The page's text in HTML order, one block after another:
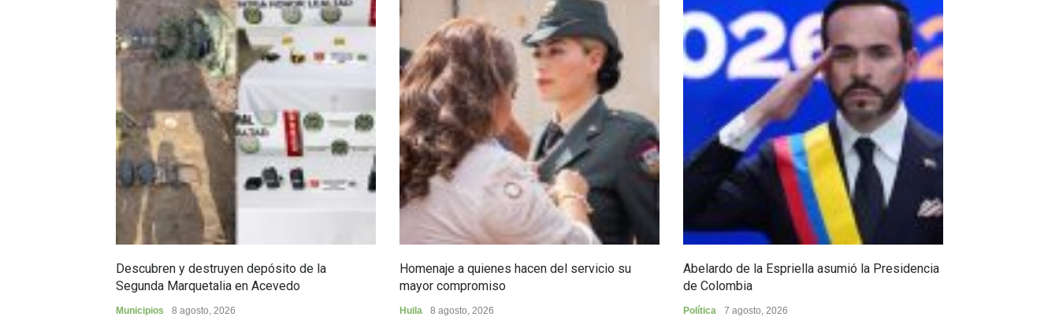
Descubren y destruyen depósito de la
Segunda Marquetalia en Acevedo
Municipios 8 agosto, 2026
Homenaje a quienes hacen del servicio su
mayor compromiso
Huila 8 agosto, 2026
Abelardo de la Espriella asumió la Presidencia
de Colombia
Política 7 agosto, 2026